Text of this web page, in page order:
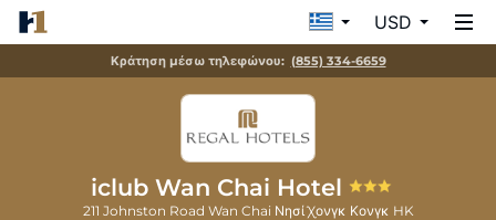
USD
Κράτηση μέσω τηλεφώνου: (855) 334-6659
iclub Wan Chai Hotel
211 Johnston Road Wan Chai Νησί Χονγκ Κονγκ HK